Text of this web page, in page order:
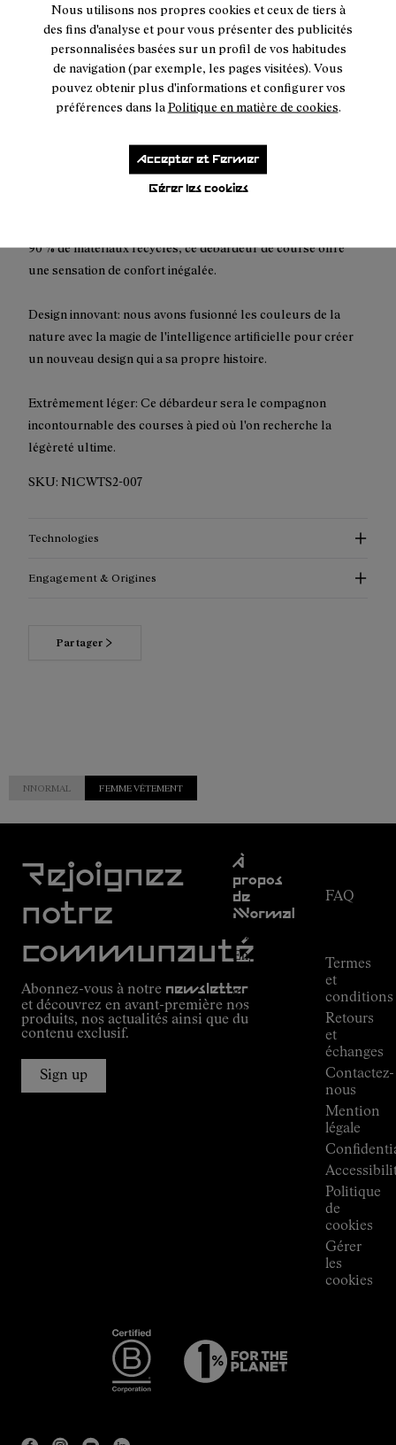
Nous utilisons nos propres cookies et ceux de tiers à
des fins d'analyse et pour vous présenter des publicités
personnalisées basées sur un profil de vos habitudes
de navigation (par exemple, les pages visitées). Vous
pouvez obtenir plus d'informations et configurer vos
préférences dans laPolitique en matière de cookies.
Gérer les cookies
Accepter et Fermer
Le nouveau T-shirt Race de NNormal vous offrira une
améliorée. Fabriqué à partir de matériaux recyclés et grâce à
un nouveau design basé sur les couleurs de la nature.
90 % de matériaux recyclés, ce débardeur de course offre
une sensation de confort inégalée.
Design innovant: nous avons fusionné les couleurs de la
nature avec la magie de l'intelligence artificielle pour créer
un nouveau design qui a sa propre histoire.
Extrêmement léger: Ce débardeur sera le compagnon
incontournable des courses à pied où l'on recherche la
légèreté ultime.
SKU: N1CWTS2-007
Technologies
Engagement & Origines
Partager
NNORMAL FEMME VÊTEMENT
Rejoignez
notre
communauté
Abonnez-vous à notre newsletter
et découvrez en avant-première nos
produits, nos actualités ainsi que du
contenu exclusif.
Sign up
À
propos
de
NNormal
Mission
Engagement
guide
Alpine
Connections
FAQ
Termes
et
conditions
Retours
et
échanges
Contactez-
nous
Mention
légale
Politique
de
cookies
Gérer
les
cookies